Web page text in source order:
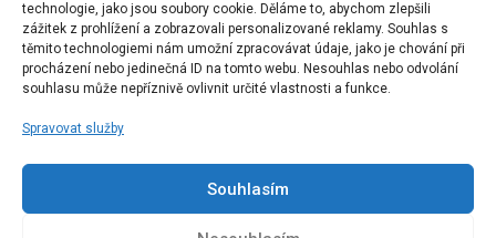
technologie, jako jsou soubory cookie. Děláme to, abychom zlepšili
zážitek z prohlížení a zobrazovali personalizované reklamy. Souhlas s
těmito technologiemi nám umožní zpracovávat údaje, jako je chování při
procházení nebo jedinečná ID na tomto webu. Nesouhlas nebo odvolání
souhlasu může nepříznivě ovlivnit určité vlastnosti a funkce.
Spravovat služby
Souhlasím